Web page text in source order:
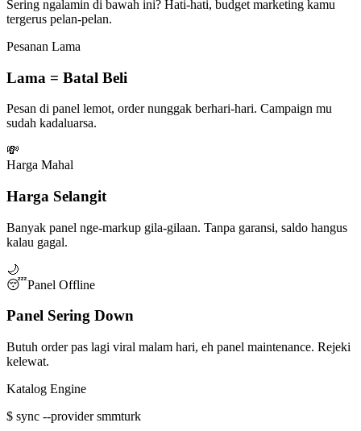
Sering ngalamin di bawah ini? Hati-hati, budget marketing kamu
tergerus pelan-pelan.
Pesanan Lama
Lama = Batal Beli
Pesan di panel lemot, order nunggak berhari-hari. Campaign mu
sudah kadaluarsa.
💸
Harga Mahal
Harga Selangit
Banyak panel nge-markup gila-gilaan. Tanpa garansi, saldo hangus
kalau gagal.
🌙
😴Panel Offline
Panel Sering Down
Butuh order pas lagi viral malam hari, eh panel maintenance. Rejeki
kelewat.
Katalog Engine
$ sync --provider smmturk